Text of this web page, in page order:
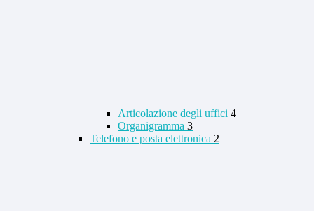
Articolazione degli uffici 4
Organigramma 3
Telefono e posta elettronica 2